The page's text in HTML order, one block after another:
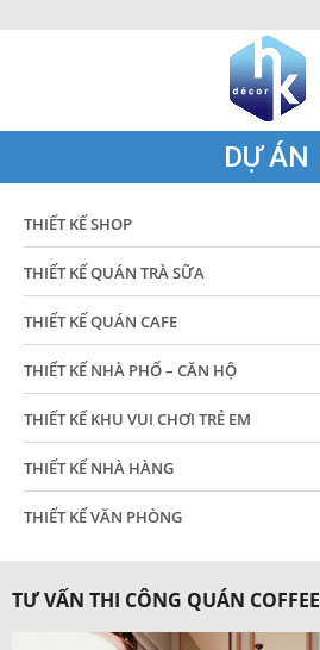
DỰ ÁN
THIẾT KẾ SHOP
THIẾT KẾ QUÁN TRÀ SỮA
THIẾT KẾ QUÁN CAFE
THIẾT KẾ NHÀ PHỐ – CĂN HỘ
THIẾT KẾ KHU VUI CHƠI TRẺ EM
THIẾT KẾ NHÀ HÀNG
THIẾT KẾ VĂN PHÒNG
TƯ VẤN THI CÔNG QUÁN COFFEE